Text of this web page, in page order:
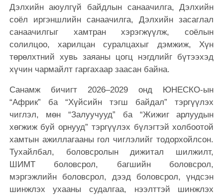
Дэлхийн аюулгүй байдлын санаачилга, Дэлхийн
соёл иргэншлийн санаачилга, Дэлхийн засаглал
санаачилгыг хамтран хэрэгжүүлж, соёлын
солилцоо, харилцан суралцахыг дэмжиж, Хүн
төрөлхтний хувь заяаны цогц нэгдлийг бүтээхэд
хүчин чармайлт гаргахаар заасан байна.
Санамж бичигт 2026–2029 онд ЮНЕСКО-ын
“Африк” ба “Хүйсийн тэгш байдал” тэргүүлэх
чиглэл, мөн “Залуучууд” ба “Жижиг арлуудын
хөгжиж буй орнууд” тэргүүлэх бүлэгтэй холбоотой
хамтын ажиллагааны гол чиглэлийг тодорхойлсон.
Тухайлбал, боловсролын дижитал шилжилт,
ШИМТболовсрол, багшийн боловсрол,
мэргэжлийн боловсрол, дээд боловсрол, үндсэн
шинжлэх ухааны судалгаа, нээлттэй шинжлэх